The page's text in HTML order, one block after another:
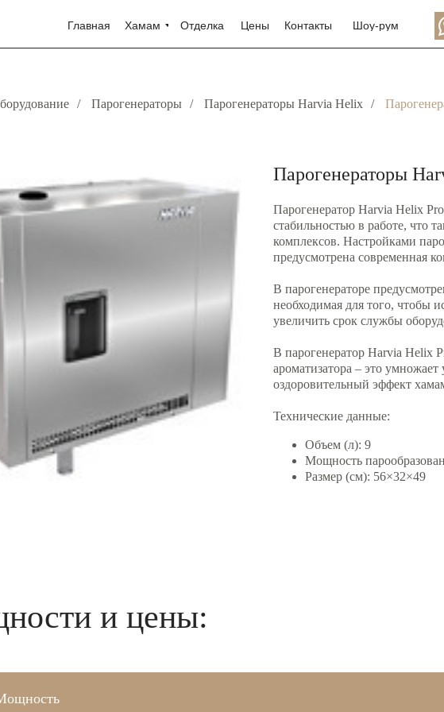
Главная Хамам Контакты
Цены
Отделка Шоу-рум
/ Парогенераторы / Парогенераторы Harvia Helix /
Парогенераторы
Парогенератор Harvia Helix
стабильностью в работе, что
комплексов. Настройками
предусмотрена современная
В парогенераторе
необходимая для того, чтобы
увеличить срок службы
В парогенератор Harvia Helix
ароматизатора – это
оздоровительный эффект
Технические данные:
Объем (л): 9
Мощность
Размер (см): 56×32×49
и цены: